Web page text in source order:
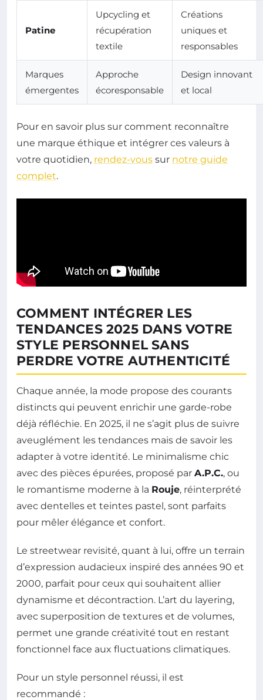
Patine
Upcycling et
récupération
textile
Créations
uniques et
responsables
Marques
émergentes
Approche
écoresponsable
Design innovant
et local
Pour en savoir plus sur comment reconnaître
une marque éthique et intégrer ces valeurs à
votre quotidien, rendez-vous sur notre guide
complet.
COMMENT INTÉGRER LES
TENDANCES 2025 DANS VOTRE
STYLE PERSONNEL SANS
PERDRE VOTRE AUTHENTICITÉ
Chaque année, la mode propose des courants
distincts qui peuvent enrichir une garde-robe
déjà réfléchie. En 2025, il ne s’agit plus de suivre
aveuglément les tendances mais de savoir les
adapter à votre identité. Le minimalisme chic
avec des pièces épurées, proposé par A.P.C., ou
le romantisme moderne à la Rouje, réinterprété
avec dentelles et teintes pastel, sont parfaits
pour mêler élégance et confort.
Le streetwear revisité, quant à lui, offre un terrain
d’expression audacieux inspiré des années 90 et
2000, parfait pour ceux qui souhaitent allier
dynamisme et décontraction. L’art du layering,
avec superposition de textures et de volumes,
permet une grande créativité tout en restant
fonctionnel face aux fluctuations climatiques.
Pour un style personnel réussi, il est
recommandé :